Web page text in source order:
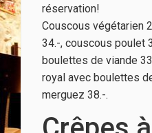
réservation!
Couscous végétarien
34.-, couscous poulet
boulettes de viande
royal avec boulettes
merguez 38.-.